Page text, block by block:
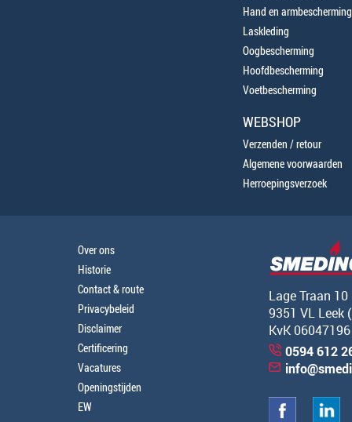
Hand en armbescherming
Laskleding
Oogbescherming
Hoofdbescherming
Voetbescherming
WEBSHOP
Verzenden / retour
Algemene voorwaarden
Herroepingsverzoek
Over ons
Historie
Contact & route
Privacybeleid
Disclaimer
Certificering
Vacatures
Openingstijden
EW
Lage Traan 10
9351 VL Leek
KvK 06047196
0594 612